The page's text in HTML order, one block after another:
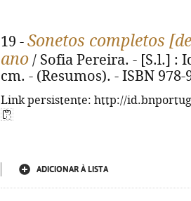
19 - Sonetos completos
ano / Sofia Pereira. - [S.l.] :
cm. - (Resumos). - ISBN 978-
Link persistente: http://
ADICIONAR À LISTA